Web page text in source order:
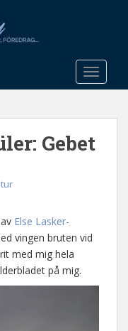
Gebet
Else Lasker-
vingen bruten vid
med mig hela
på mig.